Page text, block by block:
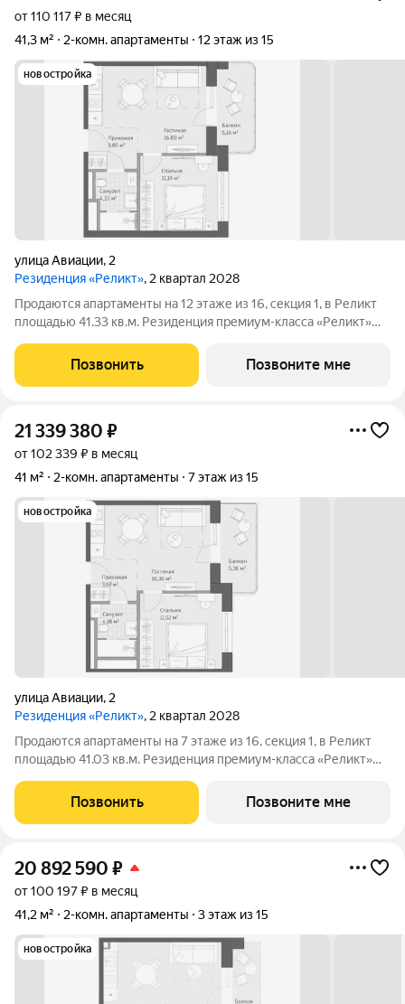
от 110 117 ₽ в месяц
41,3 м²
2-комн. апартаменты 12 этаж из 15
новостройка
улица Авиации, 2
Резиденция «Реликт», 2 квартал 2028
Продаются апартаменты на 12 этаже из 16, секция 1, в Реликт
площадью 41.33 кв.м. Резиденция премиум-класса «Реликт»
центре города-курорта, вблизи Курортного бульвара и
Нарзанной галереи. Проект
Позвонить Позвоните мне
21 339 380 ₽
от 102 339 ₽ в месяц
41 м²
2-комн. апартаменты 7 этаж из 15
новостройка
улица Авиации, 2
Резиденция «Реликт», 2 квартал 2028
Продаются апартаменты на 7 этаже из 16, секция 1, в Реликт
площадью 41.03 кв.м. Резиденция премиум-класса «Реликт»
центре города-курорта, вблизи Курортного бульвара и
Нарзанной галереи. Проект
Позвонить Позвоните мне
20 892 590 ₽
от 100 197 ₽ в месяц
41,2 м²
2-комн. апартаменты 3 этаж из 15
новостройка